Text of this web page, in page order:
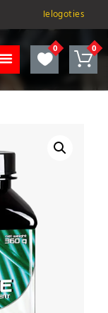
Ielogoties